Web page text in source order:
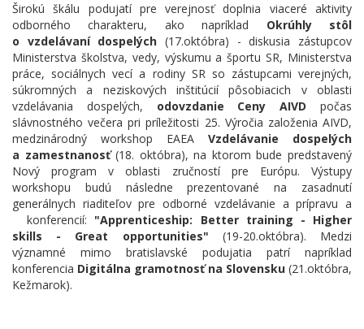
Širokú škálu podujatí pre verejnosť doplnia viaceré aktivity
odborného charakteru, ako napríklad Okrúhly stôl
o vzdelávaní dospelých (17.októbra) - diskusia zástupcov
Ministerstva školstva, vedy, výskumu a športu SR, Ministerstva
práce, sociálnych vecí a rodiny SR so zástupcami verejných,
súkromných a neziskových inštitúcií pôsobiacich v oblasti
vzdelávania dospelých, odovzdanie Ceny AIVD počas
slávnostného večera pri príležitosti 25. Výročia založenia AIVD,
medzinárodný workshop EAEA Vzdelávanie dospelých
a zamestnanosť(18. októbra), na ktorom bude predstavený
Nový program v oblasti zručností pre Európu. Výstupy
workshopu budú následne prezentované na zasadnutí
generálnych riaditeľov pre odborné vzdelávanie a prípravu a
konferencií: "Apprenticeship: Better training - Higher
skills - Great opportunities" (19-20.októbra). Medzi
významné mimo bratislavské podujatia patrí napríklad
konferencia Digitálna gramotnosť na Slovensku (21.októbra,
Kežmarok).